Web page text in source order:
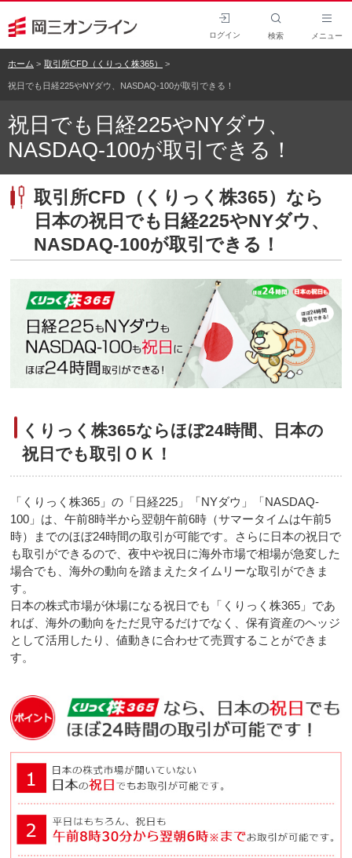
ログイン 検索 メニュー
ホーム 取引所CFD（くりっく株365）
祝日でも日経225やNYダウ、NASDAQ-100が取引できる！
祝日でも日経225やNYダウ、
NASDAQ-100が取引できる！
取引所CFD（くりっく株365）なら
日本の祝日でも日経225やNYダウ、
NASDAQ-100が取引できる！
くりっく株365ならほぼ24時間、日本の
祝日でも取引ＯＫ！
「くりっく株365」の「日経225」「NYダウ」「NASDAQ-
100」は、午前8時半から翌朝午前6時（サマータイムは午前5
時）までのほぼ24時間の取引が可能です。さらに日本の祝日で
も取引ができるので、夜中や祝日に海外市場で相場が急変した
場合でも、海外の動向を踏まえたタイムリーな取引ができま
す。
日本の株式市場が休場になる祝日でも「くりっく株365」であ
れば、海外の動向をただ見守るだけでなく、保有資産のヘッジ
として活用したり、値動きに合わせて売買することができま
す。